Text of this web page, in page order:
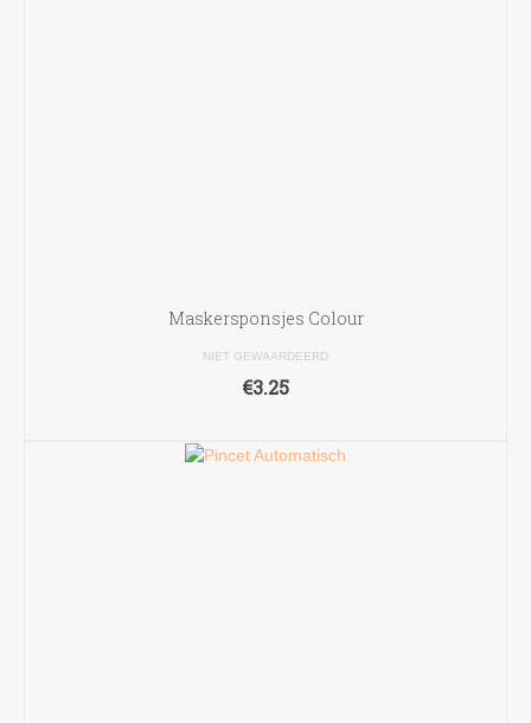
Maskersponsjes Colour
NIET GEWAARDEERD
€3.25